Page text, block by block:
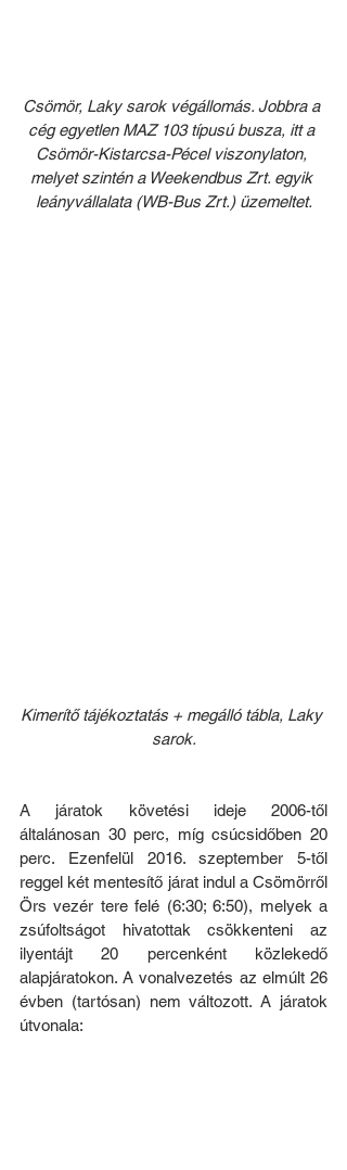
Csömör, Laky sarok végállomás. Jobbra a
cég egyetlen MAZ 103 típusú busza, itt a
Csömör-Kistarcsa-Pécel viszonylaton,
melyet szintén a Weekendbus Zrt. egyik
leányvállalata (WB-Bus Zrt.) üzemeltet.
Kimerítő tájékoztatás + megálló tábla, Laky
sarok.
A járatok követési ideje 2006-től
általánosan 30 perc, míg csúcsidőben 20
perc. Ezenfelül 2016. szeptember 5-től
reggel két mentesítő járat indul a Csömörről
Örs vezér tere felé (6:30; 6:50), melyek a
zsúfoltságot hivatottak csökkenteni az
ilyentájt 20 percenként közlekedő
alapjáratokon. A vonalvezetés az elmúlt 26
évben (tartósan) nem változott. A járatok
útvonala: